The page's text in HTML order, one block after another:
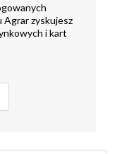
Agrar zyskujesz
i kart